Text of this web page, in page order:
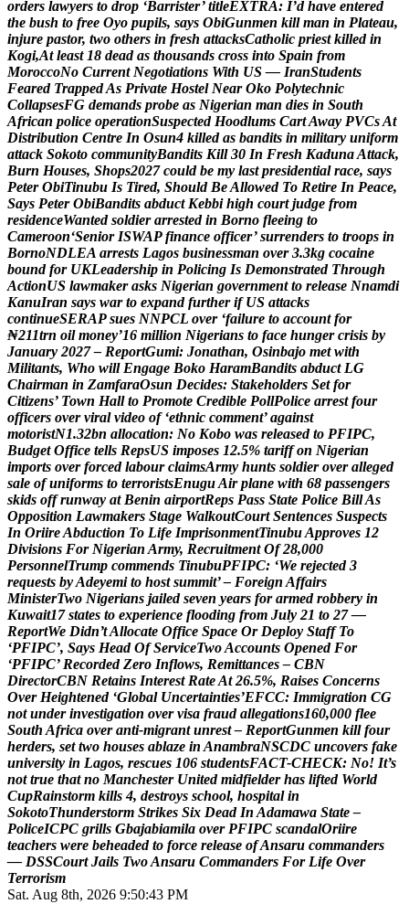
orders lawyers to drop ‘Barrister’ titleEXTRA: I’d have entered
the bush to free Oyo pupils, says ObiGunmen kill man in Plateau,
injure pastor, two others in fresh attacksCatholic priest killed in
Kogi,At least 18 dead as thousands cross into Spain from
MoroccoNo Current Negotiations With US — IranStudents
Feared TrappedAs Private Hostel Near Oko Polytechnic
CollapsesFG demands probe as Nigerian man dies in South
African police operationSuspected Hoodlums CartAway PVCsAt
Distribution Centre In Osun4 killed as bandits in military uniform
attack Sokoto communityBandits Kill 30 In Fresh KadunaAttack,
Burn Houses, Shops2027 could be my last presidential race, says
Peter ObiTinubu Is Tired, Should BeAllowed To Retire In Peace,
Says Peter ObiBandits abduct Kebbi high court judge from
residenceWanted soldier arrested in Borno fleeing to
Cameroon‘Senior ISWAP finance officer’ surrenders to troops in
BornoNDLEA arrests Lagos businessman over 3.3kg cocaine
bound for UKLeadership in Policing Is Demonstrated Through
ActionUS lawmaker asks Nigerian government to release Nnamdi
KanuIran says war to expand further if US attacks
continueSERAP sues NNPCL over ‘failure to account for
₦211trn oil money’16 million Nigerians to face hunger crisis by
January 2027 – ReportGumi: Jonathan, Osinbajo met with
Militants, Who will Engage Boko HaramBandits abduct LG
Chairman in ZamfaraOsun Decides: Stakeholders Set for
Citizens’ Town Hall to Promote Credible PollPolice arrest four
officers over viral video of ‘ethnic comment’ against
motoristN1.32bn allocation: No Kobo was released to PFIPC,
Budget Office tells RepsUS imposes 12.5% tariff on Nigerian
imports over forced labour claimsArmy hunts soldier over alleged
sale of uniforms to terroristsEnuguAir plane with 68 passengers
skids off runway at Benin airportReps Pass State Police BillAs
Opposition Lawmakers Stage WalkoutCourt Sentences Suspects
In OriireAbduction To Life ImprisonmentTinubuApproves 12
Divisions For Nigerian Army, Recruitment Of 28,000
PersonnelTrump commends TinubuPFIPC: ‘We rejected 3
requests byAdeyemi to host summit’ – Foreign Affairs
MinisterTwo Nigerians jailed seven years for armed robbery in
Kuwait17 states to experience flooding from July 21 to 27 —
ReportWe Didn’tAllocate Office Space Or Deploy Staff To
‘PFIPC’, Says Head Of ServiceTwoAccounts Opened For
‘PFIPC’ Recorded Zero Inflows, Remittances – CBN
DirectorCBN Retains Interest RateAt 26.5%, Raises Concerns
Over Heightened ‘Global Uncertainties’EFCC: Immigration CG
not under investigation over visa fraud allegations160,000 flee
South Africa over anti-migrant unrest – ReportGunmen kill four
herders, set two houses ablaze in AnambraNSCDC uncovers fake
university in Lagos, rescues 106 studentsFACT-CHECK: No! It’s
not true that no Manchester United midfielder has lifted World
CupRainstorm kills 4, destroys school, hospital in
SokotoThunderstorm Strikes Six Dead In Adamawa State –
PoliceICPC grills Gbajabiamila over PFIPC scandalOriire
teachers were beheaded to force release ofAnsaru commanders
— DSSCourt Jails TwoAnsaru Commanders For Life Over
Terrorism
Sat. Aug 8th, 2026 9:50:43 PM